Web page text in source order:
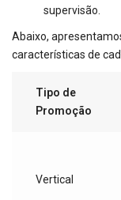
supervisão.
Abaixo,
características de
Tipo de
Promoção
Vertical